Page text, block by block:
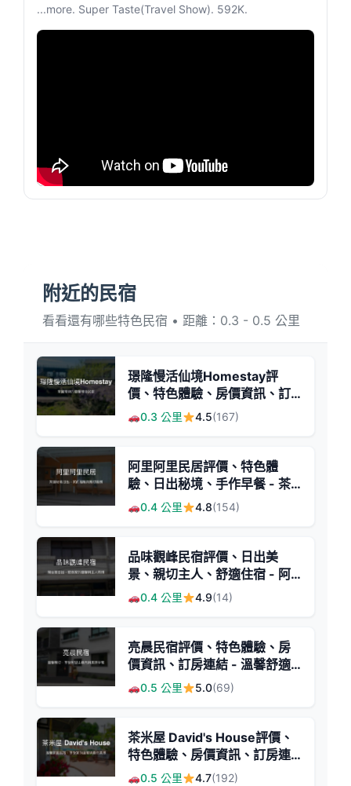
...more. Super Taste(Travel Show). 592K.
附近的民宿
看看還有哪些特色民宿 • 距離：0.3 - 0.5 公里
璟隆慢活仙境Homestay評
價、特色體驗、房價資訊、訂
房連結 - 茶園美景與親切服務
0.3 公里 4.5(167)
阿里阿里民居評價、特色體
驗、日出秘境、手作早餐 - 茶
園美景與溫馨住宿
0.4 公里 4.8(154)
品味觀峰民宿評價、日出美
景、親切主人、舒適住宿 - 阿
里山中繼首選
0.4 公里 4.9(14)
亮晨民宿評價、特色體驗、房
價資訊、訂房連結 - 溫馨舒適
的阿里山住宿首選
0.5 公里 5.0(69)
茶米屋 David's House評價、
特色體驗、房價資訊、訂房連
結 - 溫馨茶園民宿
0.5 公里 4.7(192)